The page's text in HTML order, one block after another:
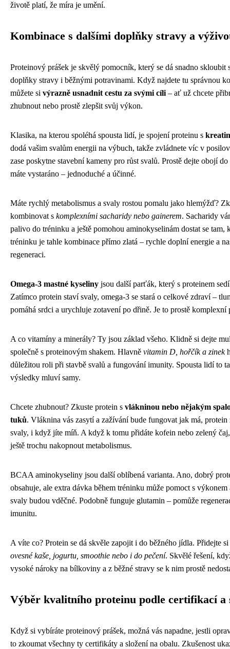
životě platí, že míra je umění.
Kombinace s dalšími doplňky stravy a
Proteinový prášek je skvělý pomocník, který se dá snadno skloubit
doplňky stravy i běžnými potravinami. Když najdete tu správnou
můžete si výrazně usnadnit cestu za svými cíli – ať už chcete
zhubnout nebo prostě zlepšit svůj výkon.
Klasika, na kterou spoléhá spousta lidí, je spojení proteinu s
dodá vašim svalům energii na výbuch, takže zvládnete víc v
zase poskytne stavební kameny pro růst svalů. Prostě dejte obojí do
máte vystaráno – jednoduché a účinné.
Máte rychlý metabolismus a svaly rostou pomalu jako hlemýžď?
kombinovat s komplexními sacharidy nebo gainerem. Sacharidy
palivo do tréninku a ještě pomohou aminokyselinám dostat se tam,
tréninku je tahle kombinace přímo zlatá – rychle doplní energie a
regeneraci.
Omega-3 mastné kyseliny jsou další parťák, který s proteinem
Zatímco protein staví svaly, omega-3 se stará o celkové zdraví –
pomáhá srdci a urychluje zotavení po dřině. Je to prostě komplexní
A co vitamíny a minerály? Ty jsou základ všeho. Klidně si dejte
společně s proteinovým shakem. Hlavně vitamin D, hořčík a zinek
důležitou roli při stavbě svalů a fungování imunity. Spousta lidí to
výsledky mluví samy.
Chcete zhubnout? Zkuste protein s vlákninou nebo nějakým
tuků. Vláknina vás zasytí a zažívání bude fungovat jak má, protein
svaly, i když jíte míň. A když k tomu přidáte kofein nebo zelený
ještě trochu nakopnout metabolismus.
BCAA aminokyseliny jsou další oblíbená varianta. Ano, dobrý
obsahuje, ale extra dávka během tréninku může pomoct s výkonem
svaly budou vděčné. Podobně funguje glutamin – pomůže
imunitu.
A víte co? Protein se dá skvěle zapojit i do běžného jídla. Přidejte
ovesné kaše, jogurtu, smoothie nebo i do pečení. Skvělé řešení,
vysoké nároky na bílkoviny a z běžné stravy se k nim prostě
Výběr kvalitního proteinu podle certifikací a
Když si vybíráte proteinový prášek, možná vás napadne, jestli
to zkoumat všechny ty certifikáty a složení na obalu. Zkušenost